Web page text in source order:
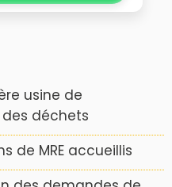
usine de
déchets
de MRE accueillis